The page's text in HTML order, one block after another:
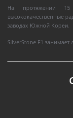
На протяжении 15
высококачественные
заводах Южной Кореи.
SilverStone F1